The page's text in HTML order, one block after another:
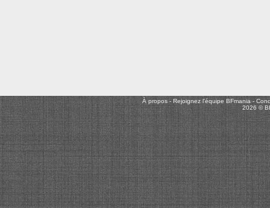
À propos- Rejoignez l'équipe BFmania -
2026 ©